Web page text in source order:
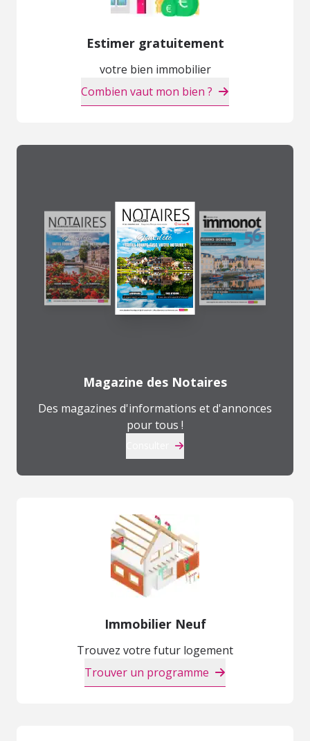
Estimer gratuitement
votre bien immobilier
Combien vaut mon bien ?
Magazine des Notaires
Des magazines d'informations et d'annonces
pour tous !
Immobilier Neuf
Trouvez votre futur logement
Trouver un programme